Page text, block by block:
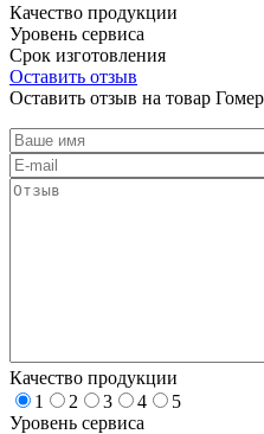
Качество продукции
Уровень сервиса
Срок изготовления
Оставить отзыв
Оставить отзыв на товар
Качество продукции
1
2 3 4
5
Уровень сервиса